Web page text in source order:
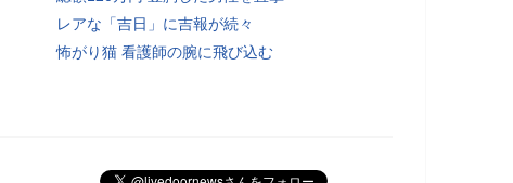
レアな「吉日」に吉報が続々
怖がり猫 看護師の腕に飛び込む